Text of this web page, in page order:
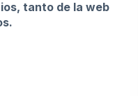
tanto de la web